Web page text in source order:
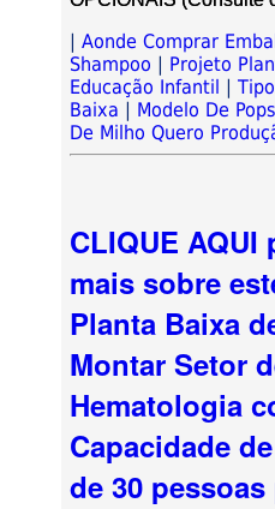
|Aonde Comprar
Shampoo
Projeto
Educação Infantil
|
Baixa
Modelo De
De Milho Quero
CLIQUE AQUI
mais sobre
Planta Baixa
Montar Setor
Hematologia
Capacidade
de 30